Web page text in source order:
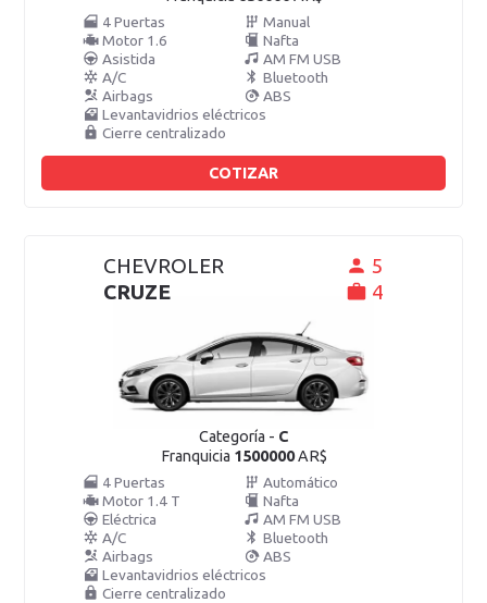
4 Puertas
Manual
Motor 1.6
Nafta
Asistida
AM FM USB
A/C
Bluetooth
Airbags
ABS
Levantavidrios eléctricos
Cierre centralizado
COTIZAR
CHEVROLER
CRUZE
5
4
Categoría - C
Franquicia 1500000AR$
4 Puertas
Automático
Motor 1.4 T
Nafta
Eléctrica
AM FM USB
A/C
Bluetooth
Airbags
ABS
Levantavidrios eléctricos
Cierre centralizado